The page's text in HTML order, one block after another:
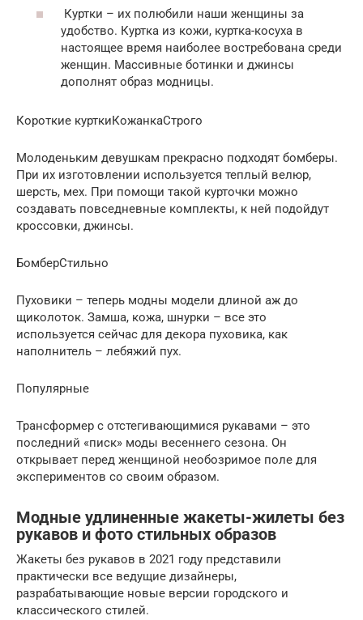
Куртки – их полюбили наши женщины за
удобство. Куртка из кожи, куртка-косуха в
настоящее время наиболее востребована среди
женщин. Массивные ботинки и джинсы
дополнят образ модницы.
Короткие курткиКожанкаСтрого
Молоденьким девушкам прекрасно подходят бомберы.
При их изготовлении используется теплый велюр,
шерсть, мех. При помощи такой курточки можно
создавать повседневные комплекты, к ней подойдут
кроссовки, джинсы.
БомберСтильно
Пуховики – теперь модны модели длиной аж до
щиколоток. Замша, кожа, шнурки – все это
используется сейчас для декора пуховика, как
наполнитель – лебяжий пух.
Популярные
Трансформер с отстегивающимися рукавами – это
последний «писк» моды весеннего сезона. Он
открывает перед женщиной необозримое поле для
экспериментов со своим образом.
Модные удлиненные жакеты-жилеты без
рукавов и фото стильных образов
Жакеты без рукавов в 2021 году представили
практически все ведущие дизайнеры,
разрабатывающие новые версии городского и
классического стилей.